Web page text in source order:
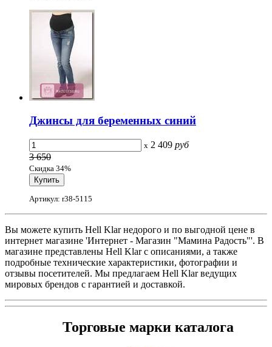
Джинсы для беременных синий
x 2 409 руб
3 650
Скидка 34%
Артикул: r38-5115
Вы можете купить Hell Klar недорого и по выгодной цене в
интернет магазине 'Интернет - Магазин "Мамина Радость"'. В
магазине представлены Hell Klar с описаниями, а также
подробные технические характеристики, фотографии и
отзывы посетителей. Мы предлагаем Hell Klar ведущих
мировых брендов с гарантией и доставкой.
Торговые марки каталога